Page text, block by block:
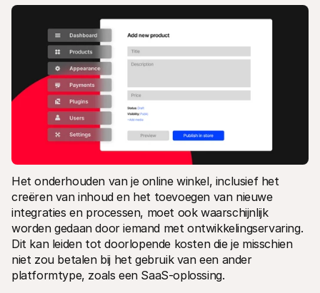
Het onderhouden van je online winkel, inclusief het
creëren van inhoud en het toevoegen van nieuwe
integraties en processen, moet ook waarschijnlijk
worden gedaan door iemand met ontwikkelingservaring.
Dit kan leiden tot doorlopende kosten die je misschien
niet zou betalen bij het gebruik van een ander
platformtype, zoals een SaaS-oplossing.